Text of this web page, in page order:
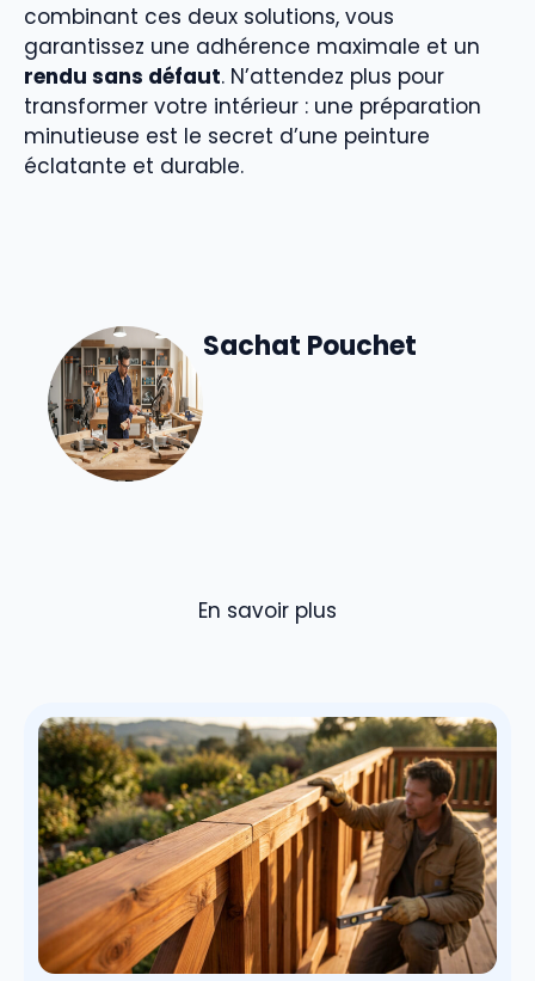
combinant ces deux solutions, vous
garantissez une adhérence maximale et un
rendu sans défaut. N’attendez plus pour
transformer votre intérieur : une préparation
minutieuse est le secret d’une peinture
éclatante et durable.
Sachat Pouchet
En savoir plus